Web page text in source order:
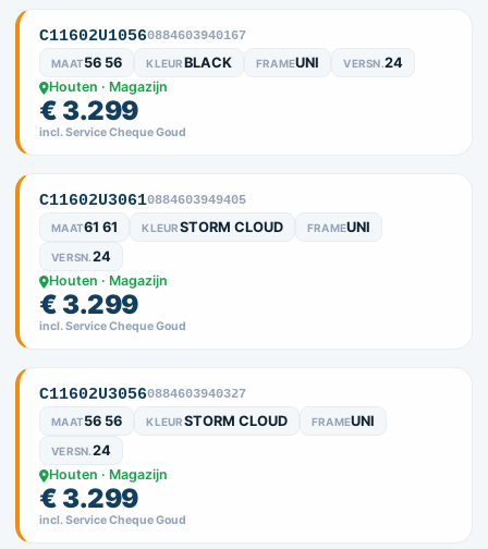
C11602U10560884603940167
MAAT56 56 KLEURBLACK FRAMEUNI VERSN.24
Houten · Magazijn
€ 3.299
incl. Service Cheque Goud
C11602U30610884603949405
MAAT61 61 KLEURSTORM CLOUD FRAMEUNI
VERSN.24
Houten · Magazijn
€ 3.299
incl. Service Cheque Goud
C11602U30560884603940327
MAAT56 56 KLEURSTORM CLOUD FRAMEUNI
VERSN.24
Houten · Magazijn
€ 3.299
incl. Service Cheque Goud